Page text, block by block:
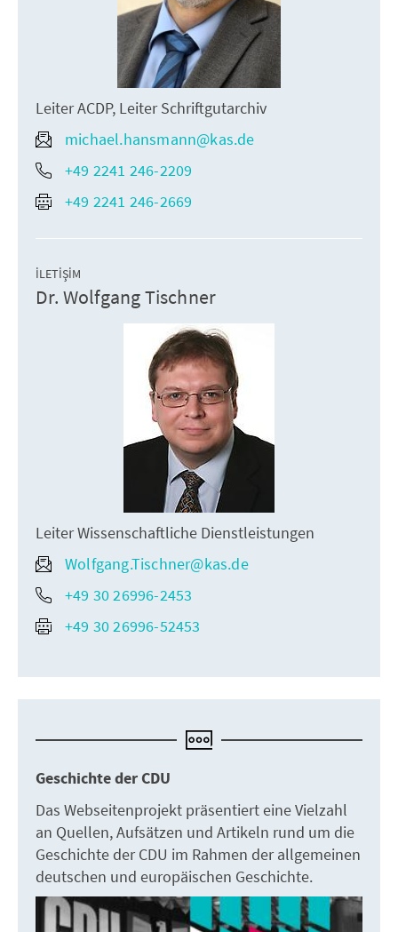
Leiter ACDP, Leiter Schriftgutarchiv
michael.hansmann@kas.de
+49 2241 246-2209
+49 2241 246-2669
İLETIŞIM
Dr. Wolfgang Tischner
Leiter Wissenschaftliche Dienstleistungen
Wolfgang.Tischner@kas.de
+49 30 26996-2453
+49 30 26996-52453
Geschichte der CDU
Das Webseitenprojekt präsentiert eine Vielzahl
an Quellen, Aufsätzen und Artikeln rund um die
Geschichte der CDU im Rahmen der allgemeinen
deutschen und europäischen Geschichte.